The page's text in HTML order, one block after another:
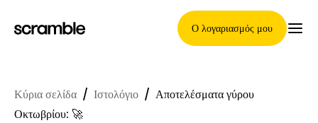
Ο λογαριασμός μου
Κύρια σελίδα / Ιστολόγιο / Αποτελέσματα γύρου
Οκτωβρίου: 🚀